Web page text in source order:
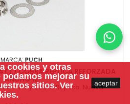
MARCA: PUCH
/ COBRA REPLICA REFORZADA
ANCHO 12
74TT y Cobra Replica. Nueva
cookies y otras
mejorar su
sitios.Ver
aceptar